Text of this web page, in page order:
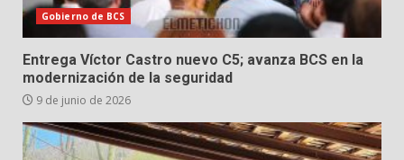
Gobierno de BCS
Entrega Víctor Castro nuevo C5; avanza BCS en la
modernización de la seguridad
9 de junio de 2026